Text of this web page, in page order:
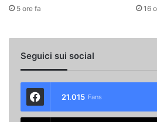
5 ore fa 16
Seguici sui social
21.015 Fans